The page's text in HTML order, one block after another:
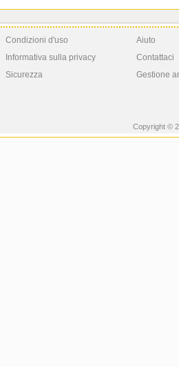
Condizioni d'uso
Informativa sulla privacy
Sicurezza
Aiuto
Contattaci
Gestione
Copyright ©